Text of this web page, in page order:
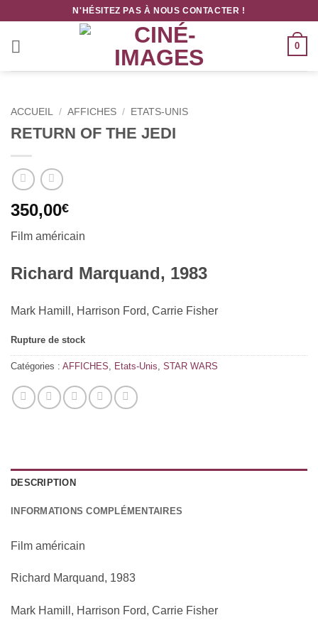
contenu
N'HÉSITEZ PAS À NOUS CONTACTER !
0
ACCUEIL / AFFICHES / ETATS-UNIS
RETURN OF THE JEDI
350,00€
Film américain
Richard Marquand, 1983
Mark Hamill, Harrison Ford, Carrie Fisher
Rupture de stock
Catégories : AFFICHES Etats-Unis STAR WARS
DESCRIPTION
INFORMATIONS COMPLÉMENTAIRES
Film américain
Richard Marquand, 1983
Mark Hamill, Harrison Ford, Carrie Fisher